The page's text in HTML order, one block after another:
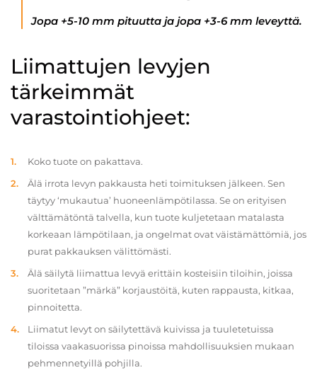
Jopa +5-10 mm pituutta ja jopa +3-6 mm leveyttä.
Liimattujen levyjen
tärkeimmät
varastointiohjeet:
Koko tuote on pakattava.
Älä irrota levyn pakkausta heti toimituksen jälkeen. Sen
täytyy ‘mukautua’ huoneenlämpötilassa. Se on erityisen
välttämätöntä talvella, kun tuote kuljetetaan matalasta
korkeaan lämpötilaan, ja ongelmat ovat väistämättömiä, jos
purat pakkauksen välittömästi.
Älä säilytä liimattua levyä erittäin kosteisiin tiloihin, joissa
suoritetaan ”märkä” korjaustöitä, kuten rappausta, kitkaa,
pinnoitetta.
Liimatut levyt on säilytettävä kuivissa ja tuuletetuissa
tiloissa vaakasuorissa pinoissa mahdollisuuksien mukaan
pehmennetyillä pohjilla.